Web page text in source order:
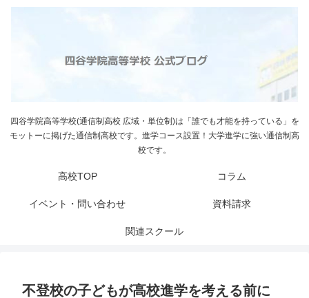
四谷学院高等学校(通信制高校 広域・単位制)は「誰でも才能を持っている」を
モットーに掲げた通信制高校です。進学コース設置！大学進学に強い通信制高
校です。
高校TOP コラム
イベント・問い合わせ 資料請求
関連スクール
不登校の子どもが高校進学を考える前に